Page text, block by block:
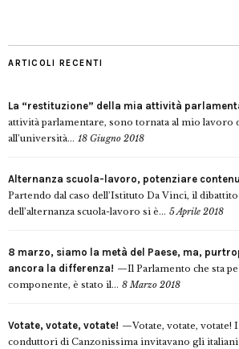
ARTICOLI RECENTI
La “restituzione” della mia attività
attività parlamentare, sono tornata al mio lavoro
all’università... 18 Giugno 2018
Alternanza scuola-lavoro, potenziare
Partendo dal caso dell’Istituto Da Vinci, il
dell’alternanza scuola-lavoro si è... 5 Aprile 2018
8 marzo, siamo la metà del Paese, ma,
ancora la differenza!
Il Parlamento che sta
componente, è stato il... 8 Marzo 2018
Votate, votate, votate!
Votate, votate, votate!
conduttori di Canzonissima invitavano gli italiani